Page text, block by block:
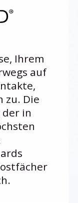
Ihrem
auf
zu. Die
in